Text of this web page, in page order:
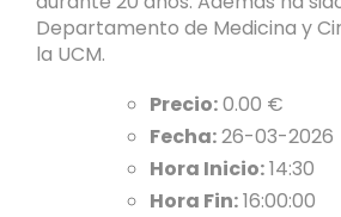
Departamento de Medicina y
la UCM.
Precio:0.00 €
Fecha:26-03-2026
Hora Inicio:14:30
Hora Fin:16:00:00